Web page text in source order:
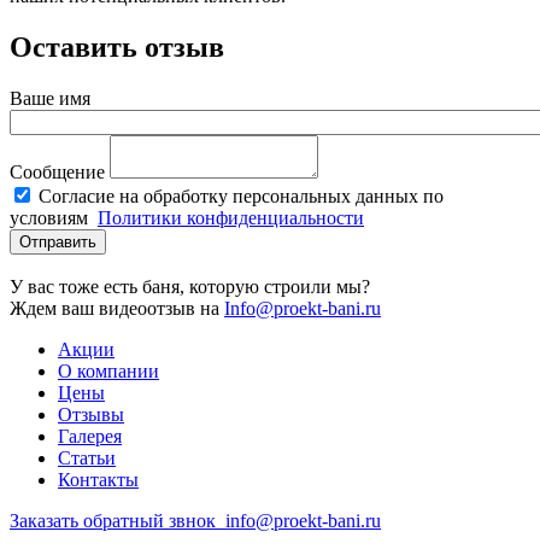
Оставить отзыв
Ваше имя
Сообщение
Согласие на обработку персональных данных по
условиям Политики конфиденциальности
У вас тоже есть баня, которую строили мы?
Ждем ваш видеоотзыв на Info@proekt-bani.ru
Акции
О компании
Цены
Отзывы
Галерея
Статьи
Контакты
Заказать обратный звнок info@proekt-bani.ru